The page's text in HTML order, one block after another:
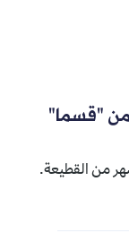
من "قسما"
من القطيعة.